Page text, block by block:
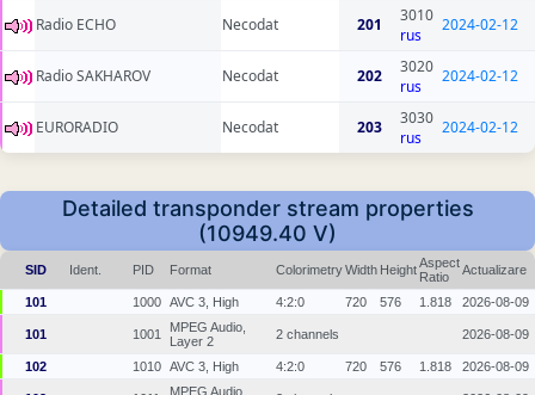
Radio ECHO Necodat 201
3010
rus
2024-02-12
Radio SAKHAROV Necodat 202
3020
rus
2024-02-12
EURORADIO Necodat 203
3030
rus
2024-02-12
Detailed transponder stream properties
(10949.40 V)
SID Ident. PID Format ColorimetryWidth HeightAspect
Ratio
Actualizare
101 1000 AVC 3, High 4:2:0 720 576 1.818 2026-08-09
101 1001
MPEG Audio,
Layer 2
2 channels 2026-08-09
102 1010 AVC 3, High 4:2:0 720 576 1.818 2026-08-09
MPEG Audio,